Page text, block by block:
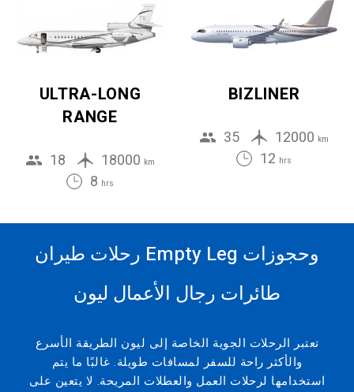
ULTRA-LONG
RANGE
18 18000 km
8 hrs
BIZLINER
35 12000 km
12 hrs
رحلات طيران Empty Leg وحجوزات
طائرات رجال الأعمال ليون
تعتبر الرحلات الجوية الخاصة إلى ليون الطريقة الأسرع
والأكثر راحة للسفر لمسافات طويلة. غالبًا ما يتم
استخدامها لرحلات العمل والعطلات المريحة. لا يتعين على